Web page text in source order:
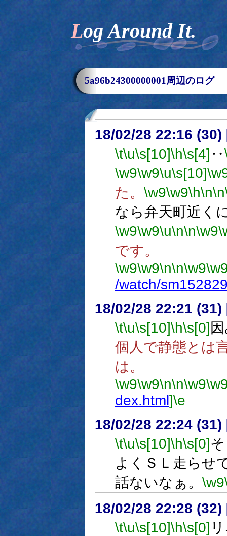
Log Around It.
5a96b24300000001周辺のログ
18/02/28 22:16 (30)
\t\u\s[10]\h\s[4] ‥
\w9\w9\u\s[10]
た。 \w9\w9\h\n\n
なら弁天町近く
\w9\w9\u\n\n\w9
です。
\w9\w9\n\n\w9
/watch/
18/02/28 22:21 (31)
\t\u\s[10]\h\s[0]
個人で静態とは
は。
\w9\w9\n\n\w9
dex.html]\e
18/02/28 22:24 (31)
\t\u\s[10]\h\s[0]
よくＳＬ走らせ
話ないなぁ。 \w9
18/02/28 22:28 (32)
\t\u\s[10]\h\s[0]